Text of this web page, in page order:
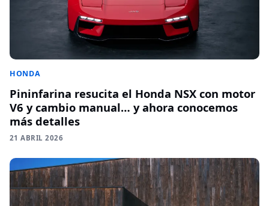
HONDA
Pininfarina resucita el Honda NSX con motor
V6 y cambio manual… y ahora conocemos
más detalles
21 ABRIL 2026